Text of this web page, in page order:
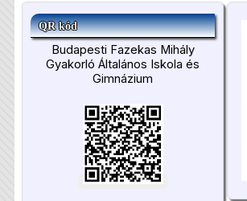
QR kód
Budapesti Fazekas Mihály
Gyakorló Általános Iskola és
Gimnázium